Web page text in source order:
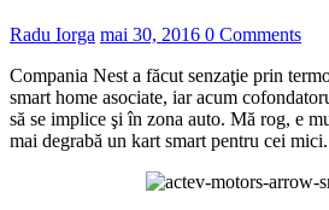
Radu Iorga mai 30, 2016 0 Comments
Compania Nest a făcut senzaţie prin
smart home asociate, iar acum
să se implice şi în zona auto. Mă rog, e
mai degrabă un kart smart pentru cei mici.